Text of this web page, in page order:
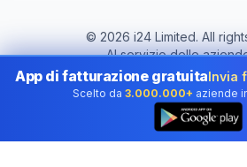
© 2026 i24 Limited. All
Al servizio delle
Cambia paese:
Italy
App di fatturazione gratuitaInvia
Scelto da 3.000.000+ aziende